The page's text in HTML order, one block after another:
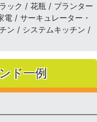
ック / 花瓶 / プランター
/ サーキュレーター・
ン / システムキッチン /
ド一例